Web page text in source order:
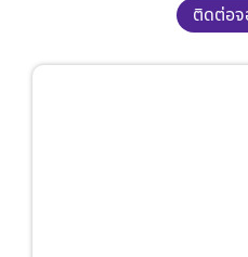
ติดต่อ